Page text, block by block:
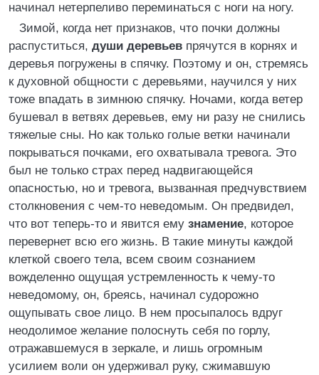
начинал нетерпеливо переминаться с ноги на ногу.
Зимой, когда нет признаков, что почки должны
распуститься, души деревьев прячутся в корнях и
деревья погружены в спячку. Поэтому и он, стремясь
к духовной общности с деревьями, научился у них
тоже впадать в зимнюю спячку. Ночами, когда ветер
бушевал в ветвях деревьев, ему ни разу не снились
тяжелые сны. Но как только голые ветки начинали
покрываться почками, его охватывала тревога. Это
был не только страх перед надвигающейся
опасностью, но и тревога, вызванная предчувствием
столкновения с чем-то неведомым. Он предвидел,
что вот теперь-то и явится ему знамение, которое
перевернет всю его жизнь. В такие минуты каждой
клеткой своего тела, всем своим сознанием
вожделенно ощущая устремленность к чему-то
неведомому, он, бреясь, начинал судорожно
ощупывать свое лицо. В нем просыпалось вдруг
неодолимое желание полоснуть себя по горлу,
отражавшемуся в зеркале, и лишь огромным
усилием воли он удерживал руку, сжимавшую